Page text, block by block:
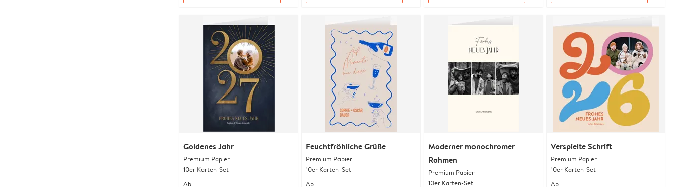
Goldenes Jahr
Premium Papier
10er Karten-Set
Ab
Feuchtfröhliche Grüße
Premium Papier
10er Karten-Set
Ab
Moderner monochromer
Rahmen
Premium Papier
10er Karten-Set
Verspielte Schrift
Premium Papier
10er Karten-Set
Ab